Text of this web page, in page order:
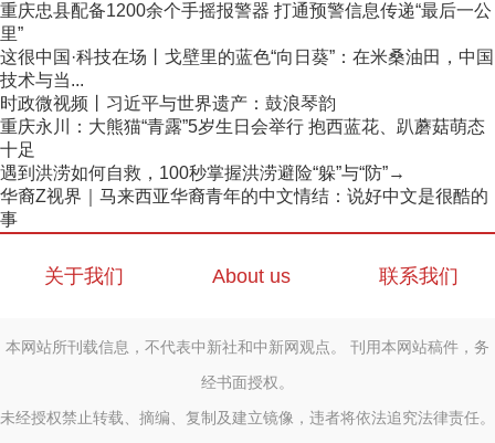
重庆忠县配备1200余个手摇报警器 打通预警信息传递“最后一公
里”
这很中国·科技在场丨戈壁里的蓝色“向日葵”：在米桑油田，中国
技术与当...
时政微视频丨习近平与世界遗产：鼓浪琴韵
重庆永川：大熊猫“青露”5岁生日会举行 抱西蓝花、趴蘑菇萌态
十足
遇到洪涝如何自救，100秒掌握洪涝避险“躲”与“防”→
华裔Z视界｜马来西亚华裔青年的中文情结：说好中文是很酷的
事
关于我们 About us 联系我们
本网站所刊载信息，不代表中新社和中新网观点。 刊用本网站稿件，务
经书面授权。
未经授权禁止转载、摘编、复制及建立镜像，违者将依法追究法律责任。